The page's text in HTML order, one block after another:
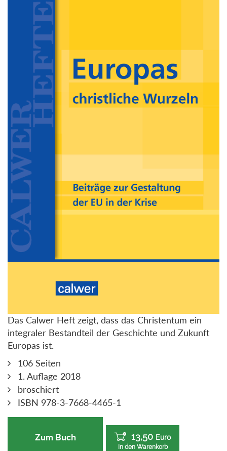
Das Calwer Heft zeigt, dass das Christentum ein
integraler Bestandteil der Geschichte und Zukunft
Europas ist.
106 Seiten
1. Auflage 2018
broschiert
ISBN 978-3-7668-4465-1
Zum Buch 13,50 Euro
In den Warenkorb